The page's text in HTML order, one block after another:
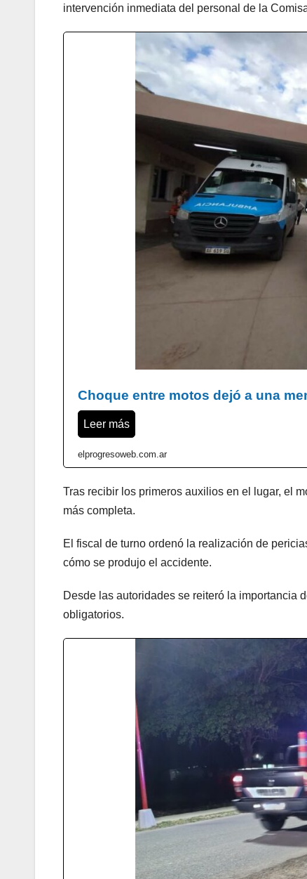
intervención inmediata del personal de la
Choque entre motos dejó a una
Leer más
elprogresoweb.com.ar
Tras recibir los primeros auxilios en el lugar, el
más completa.
El fiscal de turno ordenó la realización de
cómo se produjo el accidente.
Desde las autoridades se reiteró la importancia
obligatorios.